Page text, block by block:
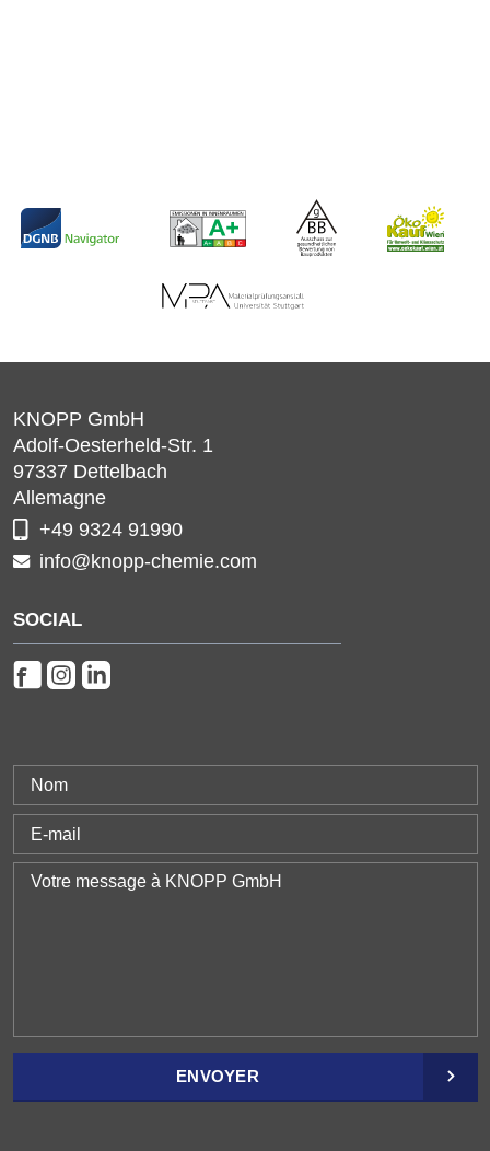
KNOPP GmbH
Adolf-Oesterheld-Str. 1
97337 Dettelbach
Allemagne
+49 9324 91990
info@knopp-chemie.com
SOCIAL
ENVOYER